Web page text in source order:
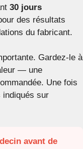
30 jours
des résultats
du fabricant.
Gardez-le à
— une
Une fois
indiqués sur
avant de